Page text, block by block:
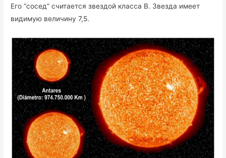
Его “сосед” считается звездой класса B. Звезда имеет
видимую величину 7,5.